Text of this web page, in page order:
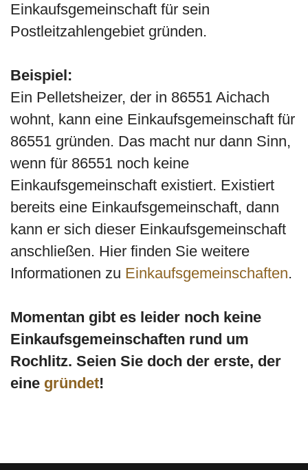
Einkaufsgemeinschaft für sein
Postleitzahlengebiet gründen.
Beispiel:
Ein Pelletsheizer, der in 86551 Aichach
wohnt, kann eine Einkaufsgemeinschaft für
86551 gründen. Das macht nur dann Sinn,
wenn für 86551 noch keine
Einkaufsgemeinschaft existiert. Existiert
bereits eine Einkaufsgemeinschaft, dann
kann er sich dieser Einkaufsgemeinschaft
anschließen. Hier finden Sie weitere
Informationen zu Einkaufsgemeinschaften.
Momentan gibt es leider noch keine
Einkaufsgemeinschaften rund um
Rochlitz. Seien Sie doch der erste, der
eine gründet!